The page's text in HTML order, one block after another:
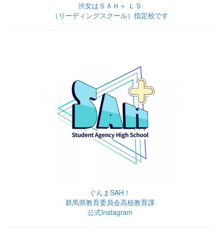
渋女はＳＡＨ＋ ＬＳ
（リーディングスクール）指定校です
ぐんまSAH！
群馬県教育委員会高校教育課
公式Instagram